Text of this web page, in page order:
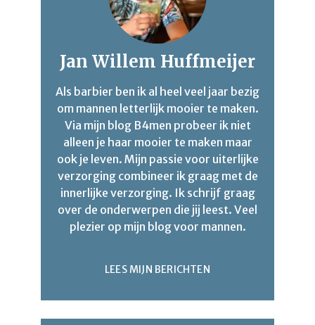
Jan Willem Huffmeijer
Als barbier ben ik al heel veel jaar bezig
om mannen letterlijk mooier te maken.
Via mijn blog B4men probeer ik niet
alleen je haar mooier te maken maar
ook je leven. Mijn passie voor uiterlijke
verzorging combineer ik graag met de
innerlijke verzorging. Ik schrijf graag
over de onderwerpen die jij leest. Veel
plezier op mijn blog voor mannen.
LEES MIJN BERICHTEN